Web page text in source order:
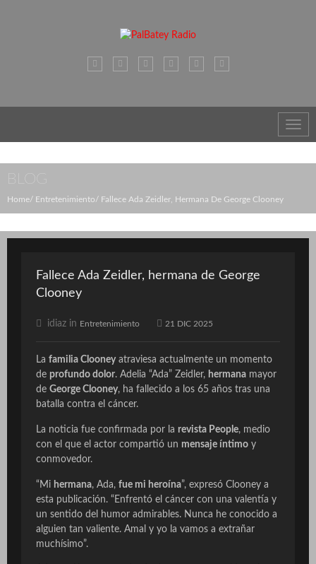
BLOG
Home Entretenimiento Fallece Ada Zeidler, Hermana De George Clooney
Fallece Ada Zeidler, hermana de George
Clooney
idiaz in Entretenimiento 21 DIC 2025
La familia Clooneyatraviesa actualmente un momento
de profundo dolor. Adelia “Ada” Zeidler, hermana mayor
de George Clooney, ha fallecido a los 65 años tras una
batalla contra el cáncer.
La noticia fue confirmada por la revista People, medio
con el que el actor compartió un mensaje íntimo y
conmovedor.
“Mi hermana, Ada, fue mi heroína”, expresó Clooney a
esta publicación. “Enfrentó el cáncer con una valentía y
un sentido del humor admirables. Nunca he conocido a
alguien tan valiente. Amal y yo la vamos a extrañar
muchísimo”.